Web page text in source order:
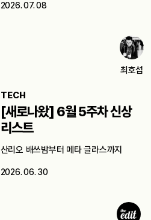
2026. 07. 08
최호섭
TECH
[새로나왔] 6월 5주차 신상
리스트
산리오 배쓰밤부터 메타 글라스까지
2026. 06. 30